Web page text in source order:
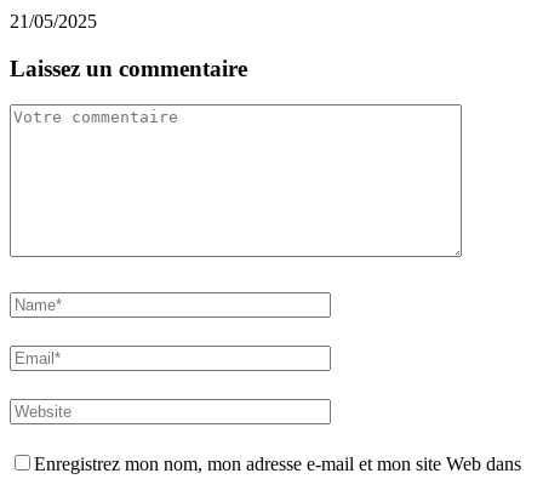
21/05/2025
Laissez un commentaire
Enregistrez mon nom, mon adresse e-mail et mon site Web dans